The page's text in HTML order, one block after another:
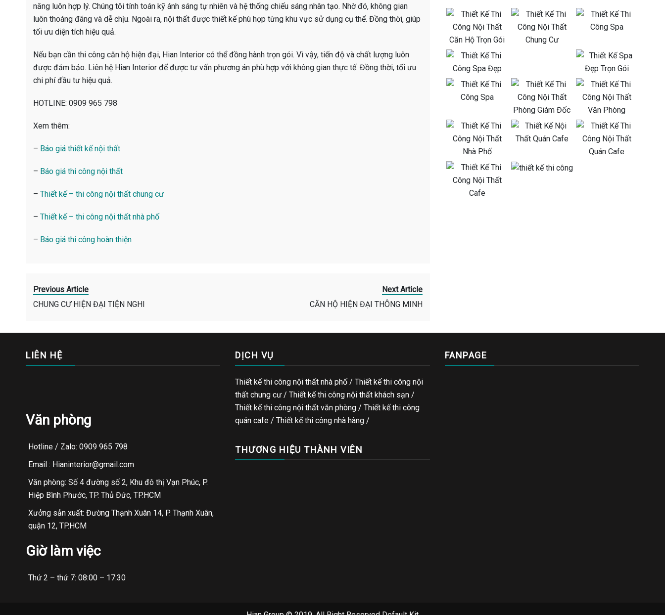
năng luôn hợp lý. Chúng tôi tính toán kỹ ánh sáng tự nhiên và hệ thống chiếu sáng nhân tạo. Nhờ đó, không gian
luôn thoáng đãng và dễ chịu. Ngoài ra, nội thất được thiết kế phù hợp từng khu vực sử dụng cụ thể. Đồng thời, giúp
tối ưu diện tích hiệu quả.
Nếu bạn cần thi công căn hộ hiện đại, Hian Interior có thể đồng hành trọn gói. Vì vậy, tiến độ và chất lượng luôn
được đảm bảo. Liên hệ Hian Interior để được tư vấn phương án phù hợp với không gian thực tế. Đồng thời, tối ưu
chi phí đầu tư hiệu quả.
HOTLINE: 0909 965 798
Xem thêm:
– Báo giá thiết kế nội thất
– Báo giá thi công nội thất
– Thiết kế – thi công nội thất chung cư
– Thiết kế – thi công nội thất nhà phố
– Báo giá thi công hoàn thiện
Previous Article
CHUNG CƯ HIỆN ĐẠI TIỆN NGHI
Next Article
CĂN HỘ HIỆN ĐẠI THÔNG MINH
LIÊN HỆ
Văn phòng
Hotline / Zalo: 0909 965 798
Email : Hianinterior@gmail.com
Văn phòng: Số 4 đường số 2, Khu đô thị Vạn Phúc, P.
Hiệp Bình Phước, TP. Thủ Đức, TP.HCM
Xưởng sản xuất: Đường Thạnh Xuân 14, P. Thạnh Xuân,
quận 12, TP.HCM
Giờ làm việc
Thứ 2 – thứ 7: 08:00 – 17:30
DỊCH VỤ
Thiết kế thi công nội thất nhà phố / Thiết kế thi công nội
thất chung cư / Thiết kế thi công nội thất khách sạn /
Thiết kế thi công nội thất văn phòng /Thiết kế thi công
quán cafe /Thiết kế thi công nhà hàng /
THƯƠNG HIỆU THÀNH VIÊN
FANPAGE